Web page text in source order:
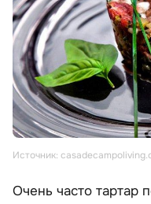
Источник:
Очень часто тартар